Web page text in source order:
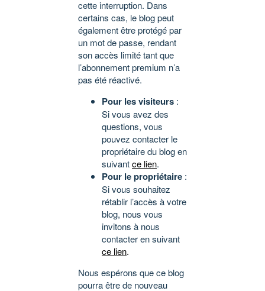
cette interruption. Dans
certains cas, le blog peut
également être protégé par
un mot de passe, rendant
son accès limité tant que
l’abonnement premium n’a
pas été réactivé.
Pour les visiteurs :
Si vous avez des
questions, vous
pouvez contacter le
propriétaire du blog en
suivantce lien.
Pour le propriétaire :
Si vous souhaitez
rétablir l’accès à votre
blog, nous vous
invitons à nous
contacter en suivant
ce lien.
Nous espérons que ce blog
pourra être de nouveau